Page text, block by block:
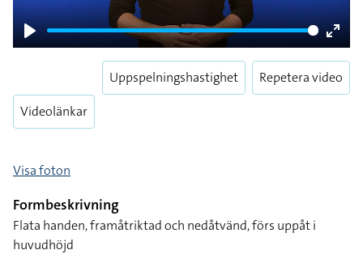
Play
Enter
Videolänkar
Uppspelningshastighet Repetera video
Visa foton
Formbeskrivning
Flata handen, framåtriktad och nedåtvänd, förs uppåt i
huvudhöjd